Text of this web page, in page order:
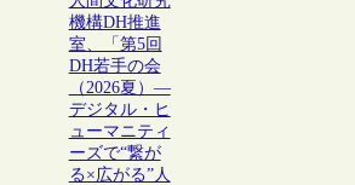
機構DH推進
室、「第5回
DH若手の会
（2026夏）―
デジタル・ヒ
ューマニティ
ーズで“繋が
る×広がる”人